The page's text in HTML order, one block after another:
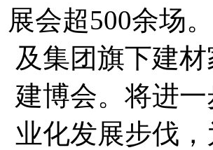
展会超500余场
及集团旗下建
建博会。将进
业化发展步伐